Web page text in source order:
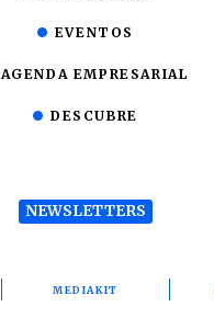
EVENTOS
AGENDA EMPRESARIAL
DESCUBRE
NEWSLETTERS
MEDIAKIT